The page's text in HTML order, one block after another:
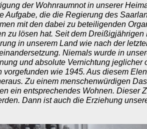
der Wohnraumnot in unserer
Aufgabe, die die Regierung des
mit den dabei zu beteiligenden
zu lösen hat. Seit dem Dreißigjährigen
in unserem Land wie nach der
Niemals wurde in
und absolute Vernichtung jeglicher
vorgefunden wie 1945. Aus diesem
Zu einem menschenwürdigen
ein entsprechendes Wohnen. Dieser
Dann ist auch die Erziehung